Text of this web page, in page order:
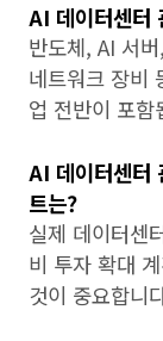
AI 데이터센터
반도체, AI 서
네트워크 장비
업 전반이 포함
AI 데이터센터
트는?
실제 데이터센
비 투자 확대
것이 중요합니